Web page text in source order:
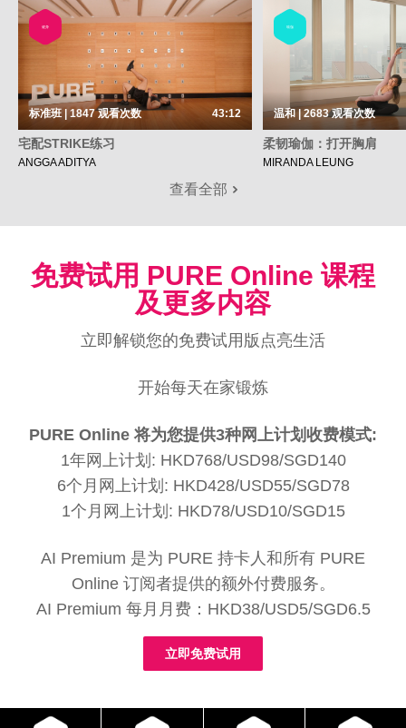
健身
标准班 | 1847观看次数 43:12
宅配STRIKE练习
ANGGA ADITYA
瑜伽
温和 | 2683观看次数
柔韧瑜伽：打开胸肩
MIRANDA LEUNG
查看全部
免费试用 PURE Online 课程
及更多内容
立即解锁您的免费试用版点亮生活
开始每天在家锻炼
PURE Online 将为您提供3种网上计划收费模式:
1年网上计划: HKD768/USD98/SGD140
6个月网上计划: HKD428/USD55/SGD78
1个月网上计划: HKD78/USD10/SGD15
AI Premium 是为 PURE 持卡人和所有 PURE
Online 订阅者提供的额外付费服务。
AI Premium 每月月费：HKD38/USD5/SGD6.5
立即免费试用